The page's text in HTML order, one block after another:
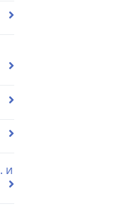
и